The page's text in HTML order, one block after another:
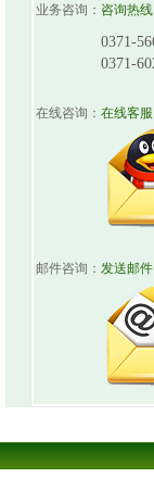
业务咨询： 咨询热线
0371-
0371-
在线咨询： 在线客服
邮件咨询： 发送邮件